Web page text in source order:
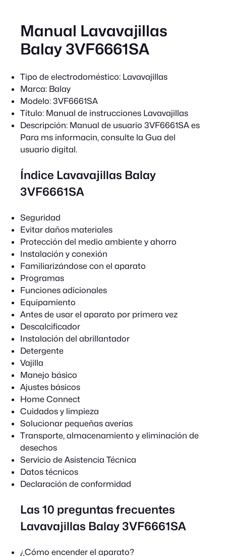
Manual Lavavajillas
Balay 3VF6661SA
Tipo de electrodoméstico: Lavavajillas
Marca: Balay
Modelo: 3VF6661SA
Título: Manual de instrucciones Lavavajillas
Descripción: Manual de usuario 3VF6661SA es
Para ms informacin, consulte la Gua del
usuario digital.
Índice Lavavajillas Balay
3VF6661SA
Seguridad
Evitar daños materiales
Protección del medio ambiente y ahorro
Instalación y conexión
Familiarizándose con el aparato
Programas
Funciones adicionales
Equipamiento
Antes de usar el aparato por primera vez
Descalcificador
Instalación del abrillantador
Detergente
Vajilla
Manejo básico
Ajustes básicos
Home Connect
Cuidados y limpieza
Solucionar pequeñas averías
Transporte, almacenamiento y eliminación de
desechos
Servicio de Asistencia Técnica
Datos técnicos
Declaración de conformidad
Las 10 preguntas frecuentes
Lavavajillas Balay 3VF6661SA
¿Cómo encender el aparato?